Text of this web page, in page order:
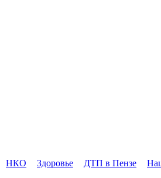
НКО Здоровье ДТП в Пензе